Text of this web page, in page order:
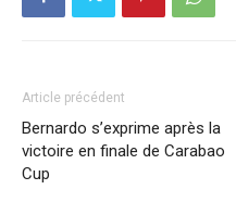
Article précédent
Bernardo s’exprime après la
victoire en finale de Carabao
Cup